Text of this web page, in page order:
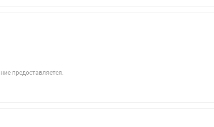
предоставляется.